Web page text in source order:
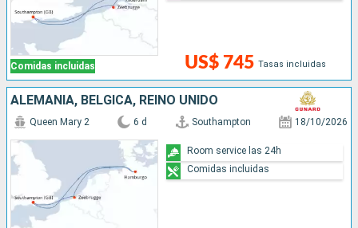
Comidas incluidas US$ 745 Tasas incluidas
ALEMANIA, BÉLGICA, REINO UNIDO
Queen Mary 2 6 d Southampton 18/10/2026
Room service las 24h
Comidas incluidas